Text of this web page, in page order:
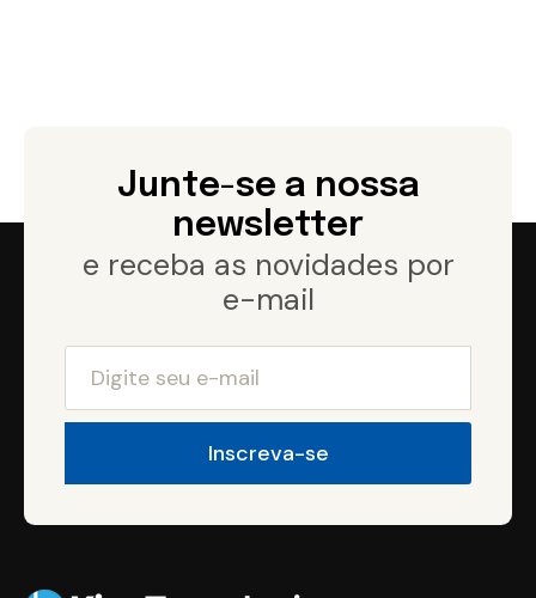
Junte-se a nossa
newsletter
e receba as novidades por
e-mail